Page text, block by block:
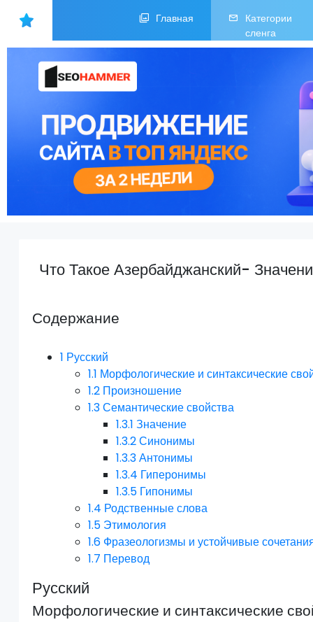
Главная
Категории
сленга
Что Такое Азербайджанский-
Содержание
1 Русский
1.1 Морфологические и синтаксические
1.2 Произношение
1.3Семантические свойства
1.3.1 Значение
1.3.2Синонимы
1.3.3Антонимы
1.3.4 Гиперонимы
1.3.5 Гипонимы
1.4 Родственные слова
1.5 Этимология
1.6 Фразеологизмы и устойчивые
1.7 Перевод
Русский
Морфологические и синтаксические